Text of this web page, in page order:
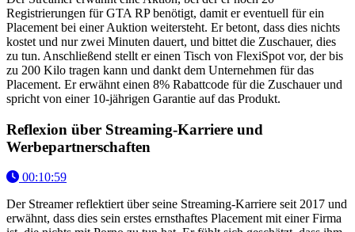
Registrierungen für GTA RP benötigt, damit er eventuell für ein
Placement bei einer Auktion weitersteht. Er betont, dass dies nichts
kostet und nur zwei Minuten dauert, und bittet die Zuschauer, dies
zu tun. Anschließend stellt er einen Tisch von FlexiSpot vor, der bis
zu 200 Kilo tragen kann und dankt dem Unternehmen für das
Placement. Er erwähnt einen 8% Rabattcode für die Zuschauer und
spricht von einer 10-jährigen Garantie auf das Produkt.
Reflexion über Streaming-Karriere und
Werbepartnerschaften
00:10:59
Der Streamer reflektiert über seine Streaming-Karriere seit 2017 und
erwähnt, dass dies sein erstes ernsthaftes Placement mit einer Firma